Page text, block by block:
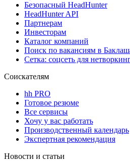
Безопасный HeadHunter
HeadHunter API
Партнерам
Инвесторам
Каталог компаний
Поиск по вакансиям в
Сетка: соцсеть для
Соискателям
hh PRO
Готовое резюме
Все сервисы
Хочу у вас работать
Производственный календарь
Экспертная рекомендация
Новости и статьи